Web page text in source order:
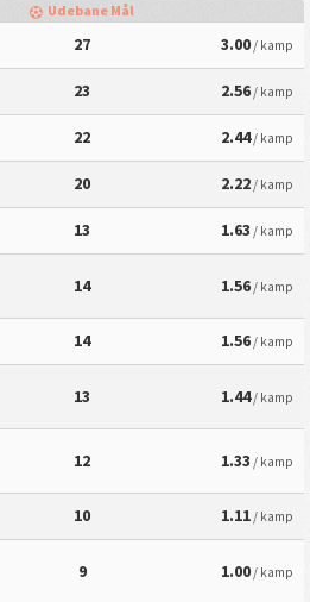
Udebane Mål
27 3.00/ kamp
23 2.56/ kamp
22 2.44/ kamp
20 2.22/ kamp
13 1.63 / kamp
14 1.56/ kamp
14 1.56/ kamp
13 1.44/ kamp
12 1.33 / kamp
10 1.11/ kamp
9 1.00/ kamp